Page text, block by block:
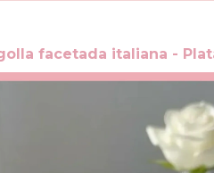
facetada italiana -